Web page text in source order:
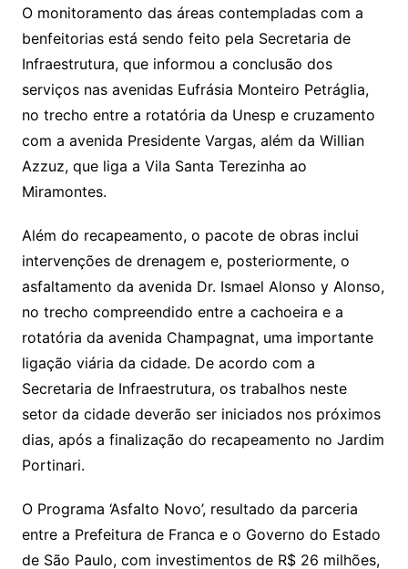
O monitoramento das áreas contempladas com a
benfeitorias está sendo feito pela Secretaria de
Infraestrutura, que informou a conclusão dos
serviços nas avenidas Eufrásia Monteiro Petráglia,
no trecho entre a rotatória da Unesp e cruzamento
com a avenida Presidente Vargas, além da Willian
Azzuz, que liga a Vila Santa Terezinha ao
Miramontes.
Além do recapeamento, o pacote de obras inclui
intervenções de drenagem e, posteriormente, o
asfaltamento da avenida Dr. Ismael Alonso y Alonso,
no trecho compreendido entre a cachoeira e a
rotatória da avenida Champagnat, uma importante
ligação viária da cidade. De acordo com a
Secretaria de Infraestrutura, os trabalhos neste
setor da cidade deverão ser iniciados nos próximos
dias, após a finalização do recapeamento no Jardim
Portinari.
O Programa ‘Asfalto Novo’, resultado da parceria
entre a Prefeitura de Franca e o Governo do Estado
de São Paulo, com investimentos de R$ 26 milhões,